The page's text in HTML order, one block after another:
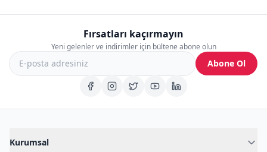
Fırsatları kaçırmayın
Yeni gelenler ve indirimler için bültene abone olun
Abone Ol
Kurumsal